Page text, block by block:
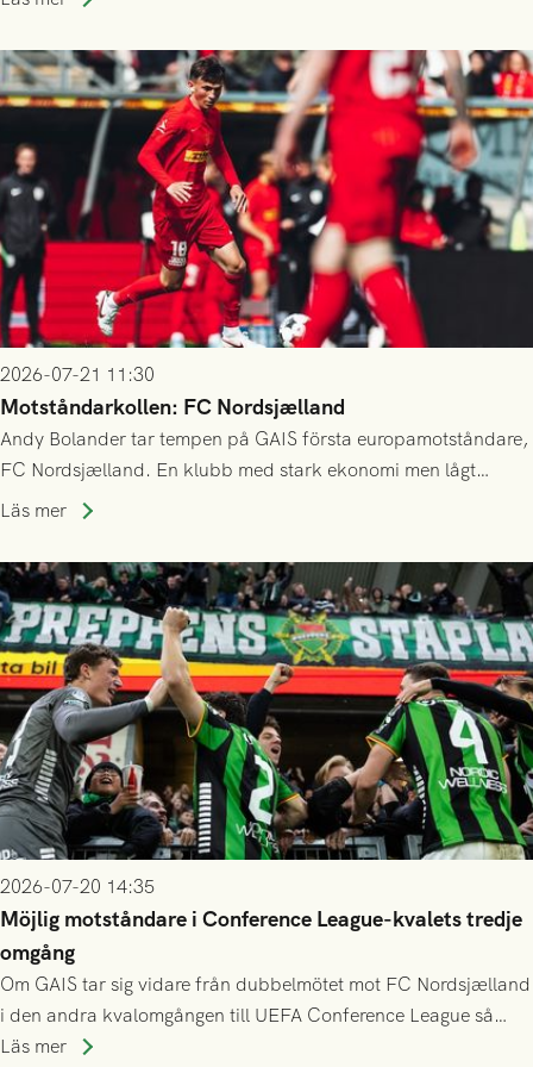
2026-07-21 11:30
Motståndarkollen: FC Nordsjælland
Andy Bolander tar tempen på GAIS första europamotståndare,
FC Nordsjælland. En klubb med stark ekonomi men lågt
publiksnitt, ett lag med både kollektiv styrka och individuell
Läs mer
2026-07-20 14:35
Möjlig motståndare i Conference League-kvalets tredje
omgång
Om GAIS tar sig vidare från dubbelmötet mot FC Nordsjælland
i den andra kvalomgången till UEFA Conference League så
spelas den tredje kvalomgången kort därpå. Motståndare blir
Läs mer